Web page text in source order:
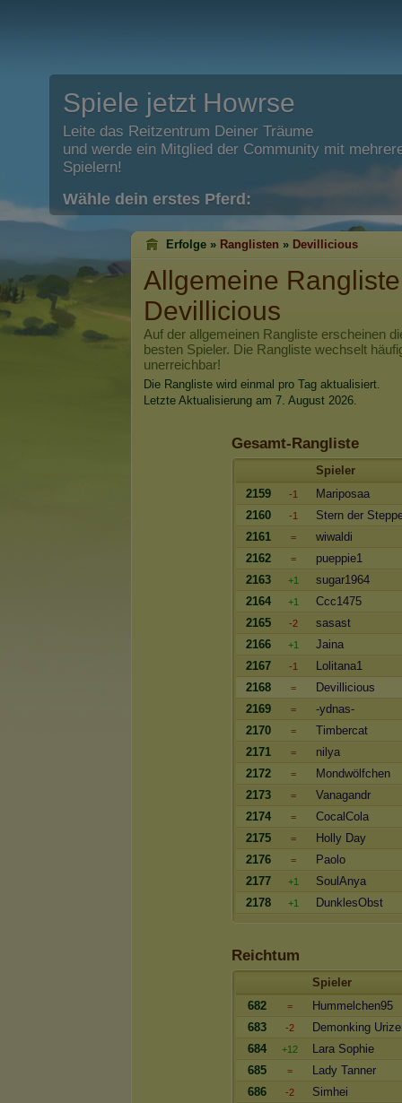
Spiele jetzt Howrse
Leite das Reitzentrum Deiner Träume
und werde ein Mitglied der Community mit
Spielern!
Wähle dein erstes Pferd:
Erfolge » Ranglisten » Devillicious
Allgemeine
Devillicious
Auf der allgemeinen Rangliste erscheinen
besten Spieler. Die Rangliste wechselt
unerreichbar!
Die Rangliste wird einmal pro Tag aktualisiert.
Letzte Aktualisierung am 7. August 2026.
Gesamt-Rangliste
Spieler
2159
-1
Mariposaa
2160
-1
Stern der
2161
=
wiwaldi
2162
=
pueppie1
2163
+1
sugar1964
2164
+1
Ccc1475
2165
-2
sasast
2166
+1
Jaina
2167
-1
Lolitana1
2168
=
Devillicious
2169
=
-ydnas-
2170
=
Timbercat
2171
=
nilya
2172
=
Mondwölfchen
2173
=
Vanagandr
2174
=
CocalCola
2175
=
Holly Day
2176
=
Paolo
2177
+1
SoulAnya
2178
+1 DunklesObst
Reichtum
Spieler
682
=
Hummelchen95
683
-2
Demonking
684
+12
Lara Sophie
685
=
Lady Tanner
686
-2
Simhei